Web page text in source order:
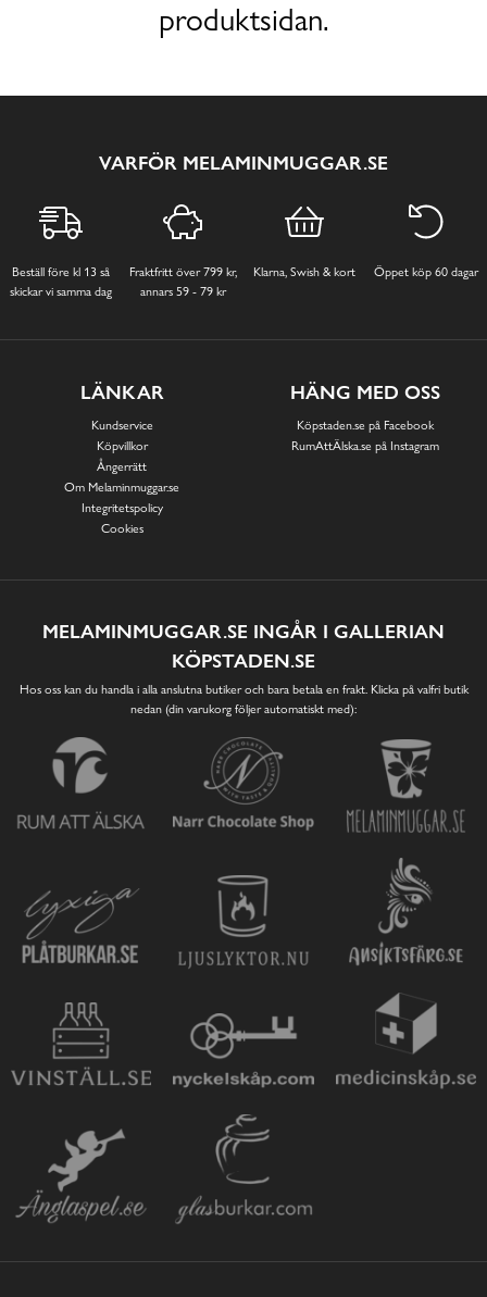
produktsidan.
VARFÖR MELAMINMUGGAR.SE
Beställ före kl 13 så
skickar vi samma dag
Fraktfritt över 799 kr,
annars 59 - 79 kr
Klarna, Swish & kort Öppet köp 60 dagar
LÄNKAR
Kundservice
Köpvillkor
Ångerrätt
Om Melaminmuggar.se
Integritetspolicy
Cookies
HÄNG MED OSS
Köpstaden.se på Facebook
RumAttÄlska.se på Instagram
MELAMINMUGGAR.SE INGÅR I GALLERIAN
KÖPSTADEN.SE
Hos oss kan du handla i alla anslutna butiker och bara betala en frakt. Klicka på valfri butik
nedan (din varukorg följer automatiskt med):